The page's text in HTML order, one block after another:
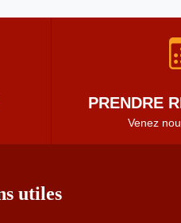
PRENDRE
Venez
utiles